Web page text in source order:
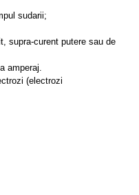
sudarii;
supra-curent putere sau de
amperaj.
(electrozi